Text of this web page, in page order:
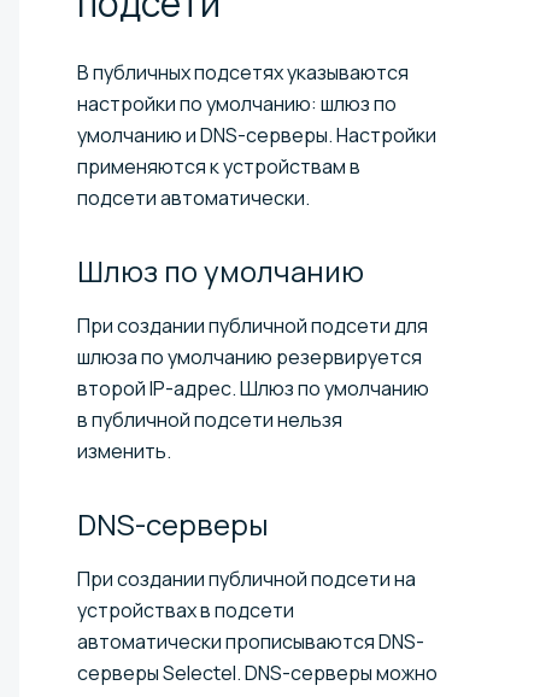
В публичных подсетях указываются
настройки по умолчанию: шлюз по
умолчанию и DNS-серверы. Настройки
применяются к устройствам в
подсети автоматически.
Шлюз поумолчанию
При создании публичной подсети для
шлюза по умолчанию резервируется
второй IP-адрес. Шлюз по умолчанию
в публичной подсети нельзя
изменить.
DNS-серверы
При создании публичной подсети на
устройствах в подсети
автоматически прописываются DNS-
серверы Selectel. DNS-серверы можно